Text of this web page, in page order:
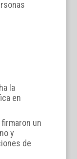
la
en
un
y
de